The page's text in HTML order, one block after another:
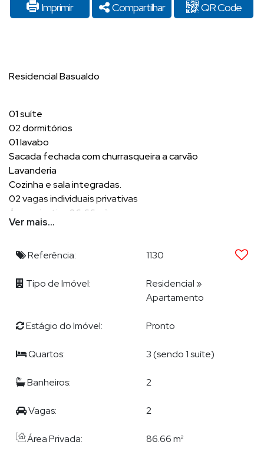
Imprimir
Compartilhar QR Code
Residencial Basualdo
01 suíte
02 dormitórios
01 lavabo
Sacada fechada com churrasqueira a carvão
Lavanderia
Cozinha e sala integradas.
02 vagas individuais privativas
Área privativa 86,66 m²
Condomínio 560,00.
POR QUE ESCOLHER DEMIAN?
alto padrão, lhe proporcionará completa assessoria na
EXPERTISE DE DEMIAN ?
Demian Scussel Malburg
, com formação em Psicologia e em
atuando no ramo imobiliário em Balneário Camboriu e região,
Ver mais...
Referência: 1130
Tipo de Imóvel: Residencial »
Apartamento
Estágio do Imóvel: Pronto
Quartos: 3 (sendo 1 suíte)
Banheiros: 2
Vagas: 2
Área Privada: 86.66 m²